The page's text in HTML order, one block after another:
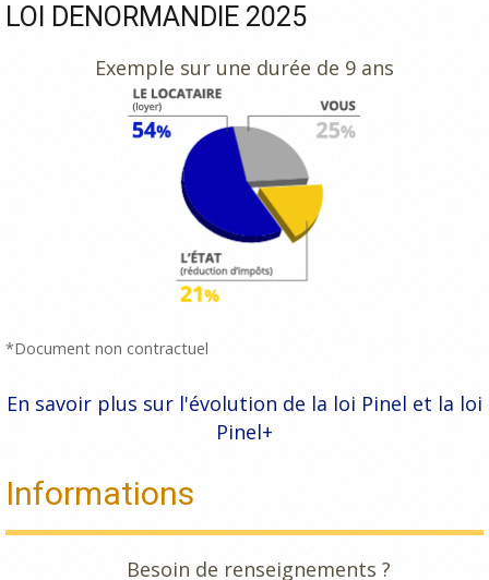
LOI DENORMANDIE 2025
Exemple sur une durée de 9 ans
*Document non contractuel
En savoir plus sur l'évolution de la loi Pinel et la loi
Pinel+
Informations
Besoin de renseignements ?